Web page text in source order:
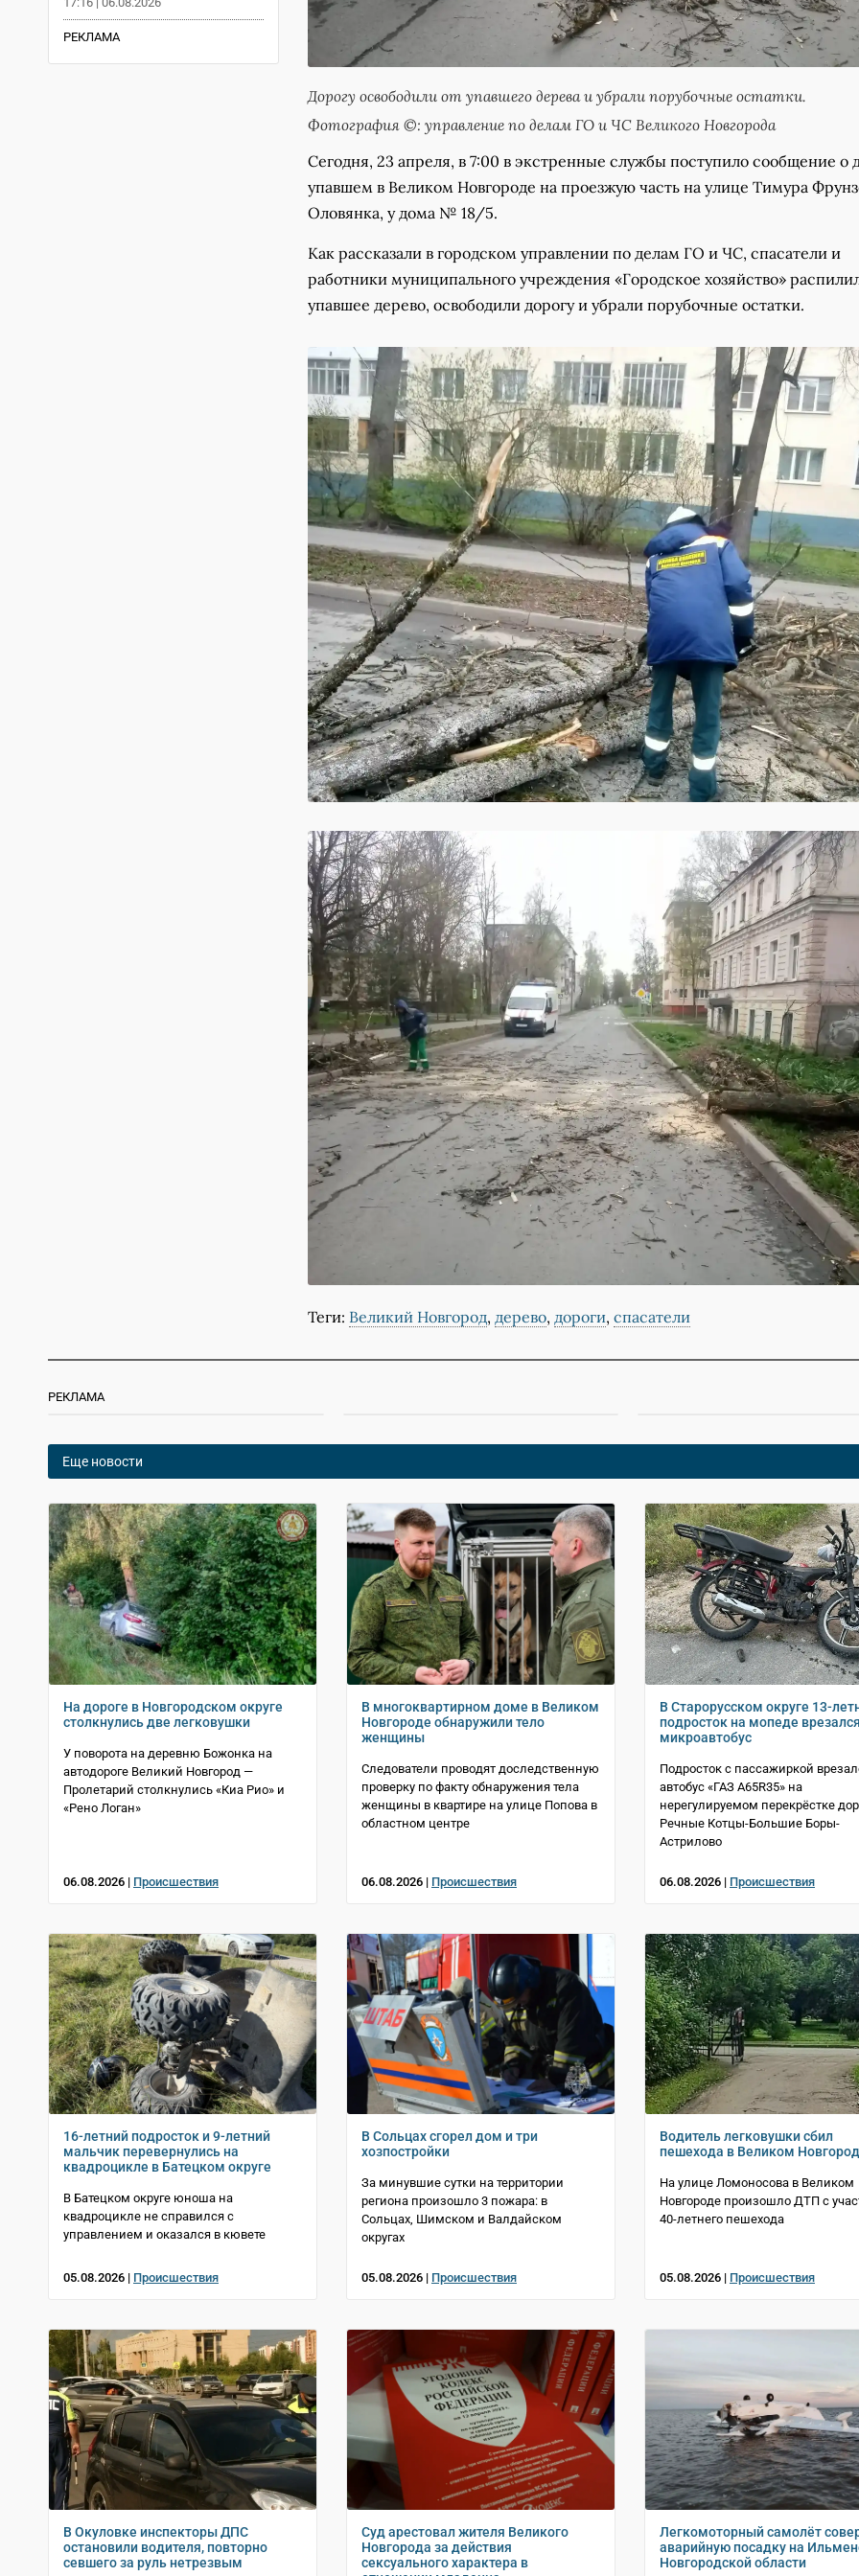
РЕКЛАМА
Дорогу освободили от упавшего дерева и убрали порубочные остатки.
Фотография ©: управление по делам ГО и ЧС Великого Новгорода
Сегодня, 23 апреля, в 7:00 в экстренные службы поступило сообщение о
упавшем в Великом Новгороде на проезжую часть на улице Тимура
Оловянка, у дома № 18/5.
Как рассказали в городском управлении по делам ГО и ЧС, спасатели и
работники муниципального учреждения «Городское хозяйство»
упавшее дерево, освободили дорогу и убрали порубочные остатки.
Теги: Великий Новгород, дерево, дороги, спасатели
РЕКЛАМА
Еще новости
На дороге в Новгородском округе
столкнулись две легковушки
У поворота на деревню Божонка на
автодороге Великий Новгород —
Пролетарий столкнулись «Киа Рио» и
«Рено Логан»
06.08.2026 | Происшествия
В многоквартирном доме в Великом
Новгороде обнаружили тело
женщины
Следователи проводят доследственную
проверку по факту обнаружения тела
женщины в квартире на улице Попова в
областном центре
06.08.2026 | Происшествия
В Старорусском округе 13-
подросток на мопеде
микроавтобус
Подросток с пассажиркой
автобус «ГАЗ A65R35» на
нерегулируемом перекрёстке
Речные Котцы-Большие Боры-
Астрилово
06.08.2026 | Происшествия
16-летний подросток и 9-летний
мальчик перевернулись на
квадроцикле в Батецком округе
В Батецком округе юноша на
квадроцикле не справился с
управлением и оказался в кювете
05.08.2026 | Происшествия
В Сольцах сгорел дом и три
хозпостройки
За минувшие сутки на территории
региона произошло 3 пожара: в
Сольцах, Шимском и Валдайском
округах
05.08.2026 | Происшествия
Водитель легковушки сбил
пешехода в Великом
На улице Ломоносова в Великом
Новгороде произошло ДТП с
40-летнего пешехода
05.08.2026 | Происшествия
В Окуловке инспекторы ДПС
остановили водителя, повторно
севшего за руль нетрезвым
Суд арестовал жителя Великого
Новгорода за действия
сексуального характера в
Легкомоторный самолёт
аварийную посадку на
Новгородской области